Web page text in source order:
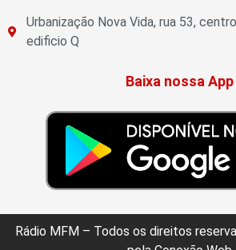
Urbanização Nova Vida, rua 53,
edificio Q
Baixa nossa App
Rádio MFM – Todos os direitos